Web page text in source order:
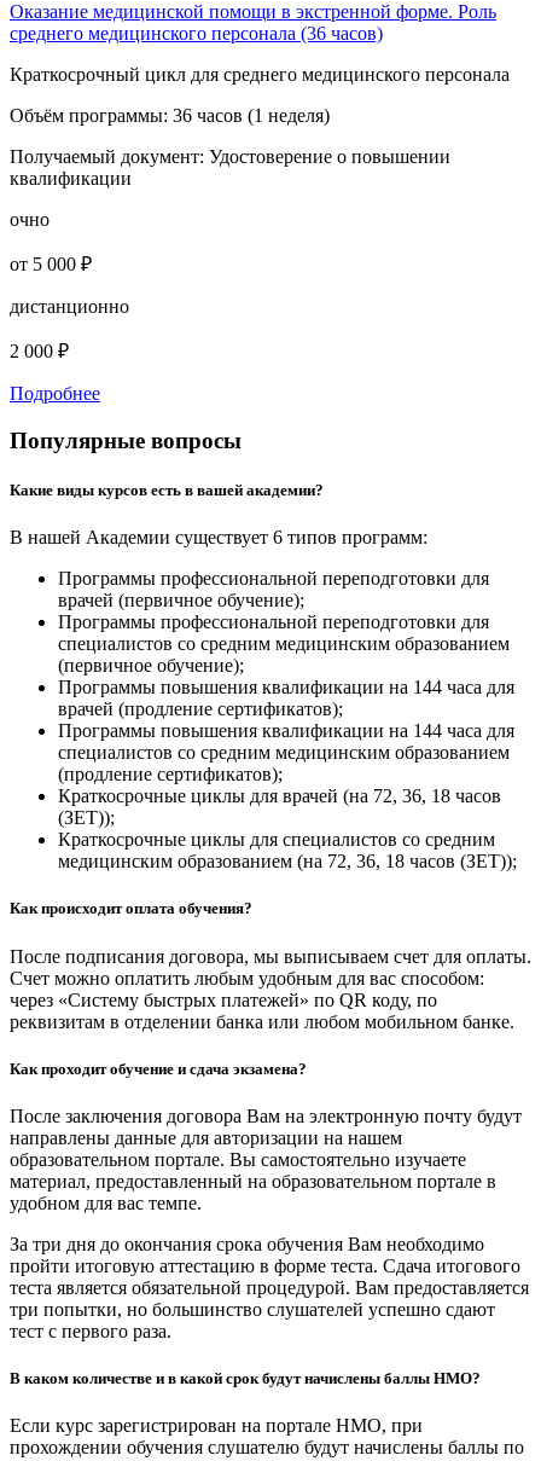
Оказание медицинской помощи в экстренной форме. Роль
среднего медицинского персонала (36 часов)
Краткосрочный цикл для среднего медицинского персонала
Объём программы: 36 часов (1 неделя)
Получаемый документ: Удостоверение о повышении
квалификации
очно
от 5 000 ₽
дистанционно
2 000 ₽
Подробнее
Популярные вопросы
Какие виды курсов есть в вашей академии?
В нашей Академии существует 6 типов программ:
Программы профессиональной переподготовки для
врачей (первичное обучение);
Программы профессиональной переподготовки для
специалистов со средним медицинским образованием
(первичное обучение);
Программы повышения квалификации на 144 часа для
врачей (продление сертификатов);
Программы повышения квалификации на 144 часа для
специалистов со средним медицинским образованием
(продление сертификатов);
Краткосрочные циклы для врачей (на 72, 36, 18 часов
(ЗЕТ));
Краткосрочные циклы для специалистов со средним
медицинским образованием (на 72, 36, 18 часов (ЗЕТ));
Как происходит оплата обучения?
После подписания договора, мы выписываем счет для оплаты.
Счет можно оплатить любым удобным для вас способом:
через «Систему быстрых платежей» по QR коду, по
реквизитам в отделении банка или любом мобильном банке.
Как проходит обучение и сдача экзамена?
После заключения договора Вам на электронную почту будут
направлены данные для авторизации на нашем
образовательном портале. Вы самостоятельно изучаете
материал, предоставленный на образовательном портале в
удобном для вас темпе.
За три дня до окончания срока обучения Вам необходимо
пройти итоговую аттестацию в форме теста. Сдача итогового
теста является обязательной процедурой. Вам предоставляется
три попытки, но большинство слушателей успешно сдают
тест с первого раза.
В каком количестве и в какой срок будут начислены баллы НМО?
Если курс зарегистрирован на портале НМО, при
прохождении обучения слушателю будут начислены баллы по